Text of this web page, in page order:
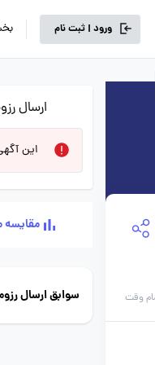
ورود | ثبت نام
وقت
ارسال
این
مقایسه
سوابق ارسال